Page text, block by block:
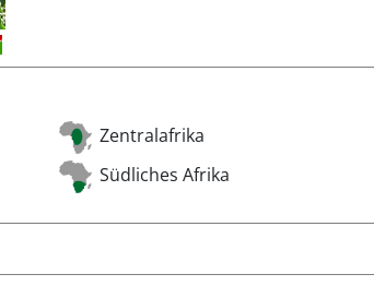
Zentralafrika
Südliches Afrika